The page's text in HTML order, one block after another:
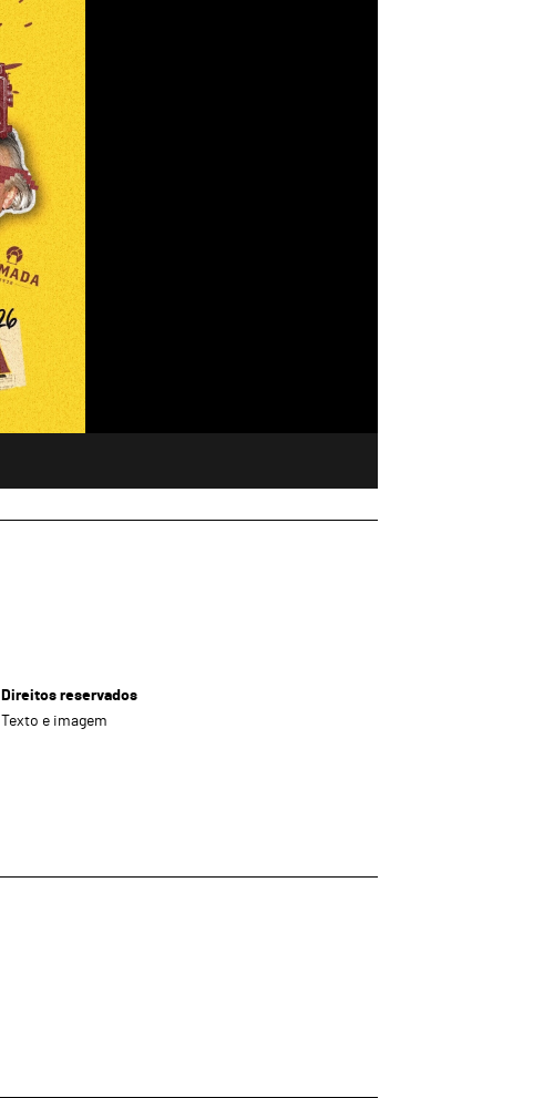
Direitos reservados
Texto e imagem